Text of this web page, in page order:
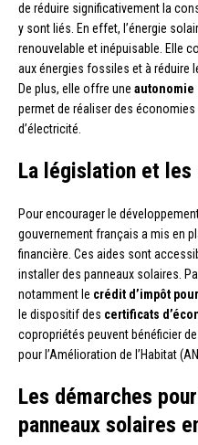
de réduire significativement la
y sont liés. En effet, l’énergie
renouvelable et inépuisable. Elle
aux énergies fossiles et à réduire
De plus, elle offre une
permet de réaliser des
d’électricité.
La législation et
Pour encourager le
gouvernement français a mis en
financière. Ces aides sont
installer des panneaux solaires.
notamment le crédit d’impôt
le dispositif des certificats
copropriétés peuvent bénéficier
pour l’Amélioration de l’Habitat
Les démarches
panneaux solaires